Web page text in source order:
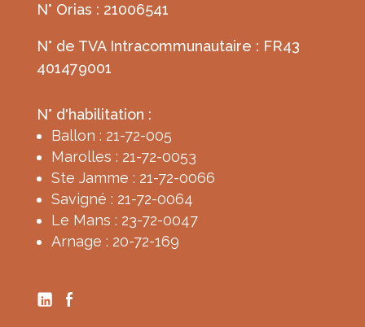
N° Orias : 21006541
N° de TVA Intracommunautaire : FR43
401479001
N° d'habilitation :
Ballon : 21-72-005
Marolles : 21-72-0053
Ste Jamme : 21-72-0066
Savigné : 21-72-0064
Le Mans : 23-72-0047
Arnage : 20-72-169